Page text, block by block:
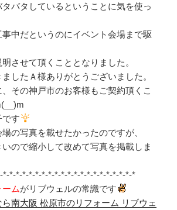
バタしているということに気を使っ
中だというのにイベント会場まで駆
させて頂くこととなりました。
したＡ様ありがとうございました。
その神戸市のお客様もご契約頂くこ
です
の写真を載せたかったのですが、
いので縮小して改めて写真を掲載しま
*-*-*-*-*-*-*-*-*-*-*-*-*-*-*-*-*-*-*-*
ムがリブウェルの常識です
南大阪 松原市のリフォーム リブウェ